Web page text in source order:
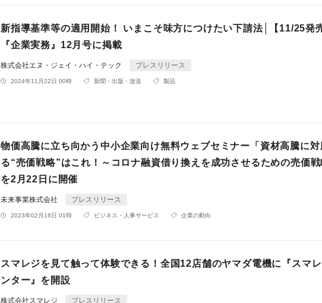
新指導基準等の適用開始！ いまこそ味方につけたい下請法│【11/25発
『企業実務』12月号に掲載
株式会社エヌ・ジェイ・ハイ・テック プレスリリース
2024年11月22日 00時 新聞・出版・放送 製品
物価高騰に立ち向かう中小企業向け無料ウェブセミナー「資材高騰に
る“売価戦略”はこれ！～コロナ融資借り換えを成功させるための売価
を2月22日に開催
未来事業株式会社 プレスリリース
2023年02月16日 01時 ビジネス・人事サービス 企業の動向
スマレジを見て触って体験できる！全国12店舗のヤマダ電機に『スマ
ンター』を開設
株式会社スマレジ プレスリリース